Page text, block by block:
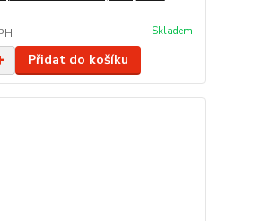
Skladem
Přidat do košíku